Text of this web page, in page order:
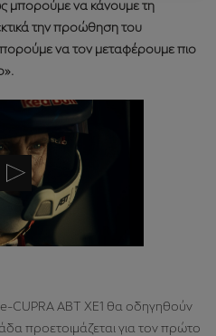
μπορούμε να κάνουμε τη
την προώθηση του
να τον μεταφέρουμε πιο
ABT XE1 θα οδηγηθούν
προετοιμάζεται για τον πρώτο